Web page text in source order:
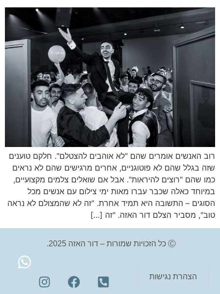
רוב האנשים אומרים שהם "לא אוהבים להצטלם". חלקם טוענים
שזה בגלל שהם לא פוטוגניים, אחרים מרגישים שהם לא נראים
כמו שהם "רוצים להיראות". אבל אם שואלים צלמים מקצועיים,
במיוחד כאלה שכבר עברו מאות ימי צילום עם אנשים מכל
הסוגים – התשובה היא תמיד אחרת. "זה לא שהמצולם לא נראה
טוב", מסביר הצלם דור האזה. "זה […]
Ⓒ כל הזכויות שמורות – דור האזה 2025.
הצהרת נגישות